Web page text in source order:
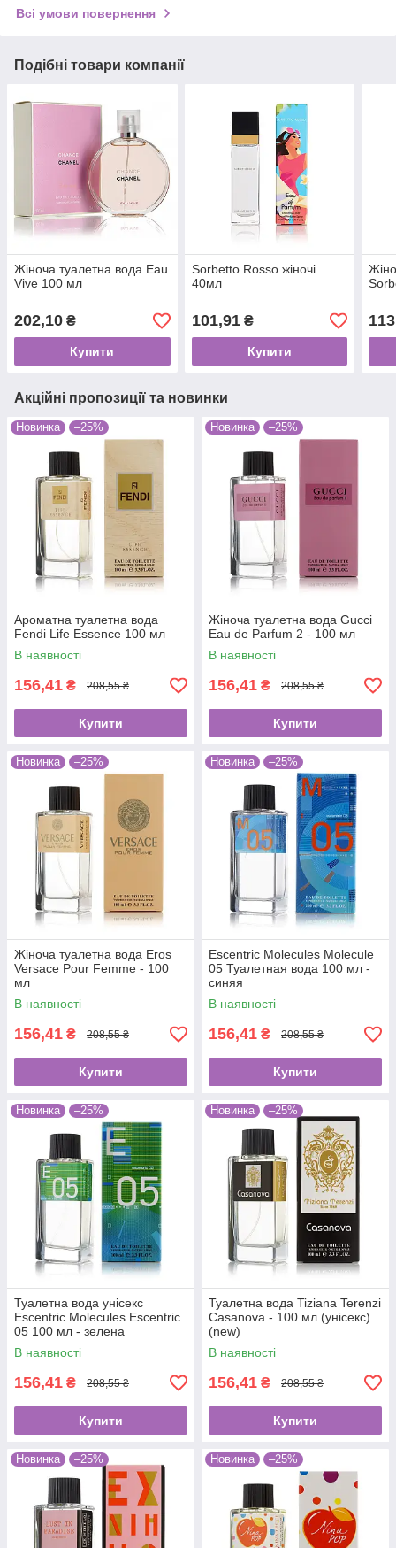
Всі умови повернення
Подібні товари компанії
Жіноча туалетна вода Eau
Vive 100 мл
202,10 ₴
Купити
Sorbetto Rosso жіночі
40мл
101,91₴
Купити
Акційні пропозиції та новинки
Новинка –25%
Ароматна туалетна вода
Fendi Life Essence 100 мл
В наявності
156,41 ₴ 208,55 ₴
Купити
Новинка –25%
Жіноча туалетна вода Gucci
Eau de Parfum 2 - 100 мл
В наявності
156,41 ₴ 208,55 ₴
Купити
Новинка –25%
Жіноча туалетна вода Eros
Versace Pour Femme - 100
мл
В наявності
156,41 ₴ 208,55 ₴
Купити
Новинка –25%
Escentric Molecules Molecule
05 Туалетная вода 100 мл -
синяя
В наявності
156,41 ₴ 208,55 ₴
Купити
Новинка –25%
Туалетна вода унісекс
Escentric Molecules Escentric
05 100 мл - зелена
В наявності
156,41 ₴ 208,55 ₴
Купити
Новинка –25%
Туалетна вода Tiziana Terenzi
Casanova - 100 мл (унісекс)
(new)
В наявності
156,41 ₴ 208,55 ₴
Купити
Новинка –25% Новинка –25%